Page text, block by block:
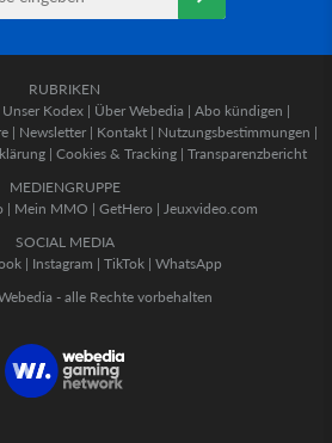
RUBRIKEN
Unser Kodex | Über Webedia | Abo kündigen |
| Newsletter | Kontakt | Nutzungsbestimmungen |
| Cookies & Tracking | Transparenzbericht
MEDIENGRUPPE
| Mein MMO | GetHero | Jeuxvideo.com
SOCIAL MEDIA
| Instagram | TikTok | WhatsApp
- alle Rechte vorbehalten